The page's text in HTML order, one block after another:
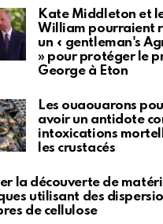
Kate Middleton et
William pourraient
un « gentleman's
» pour protéger le
George à Eton
Les ouaouarons
avoir un antidote
intoxications
les crustacés
la découverte de
utilisant des
de cellulose